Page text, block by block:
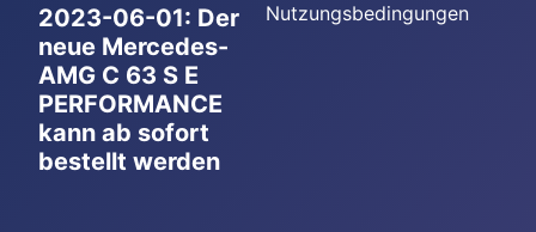
2023-06-01: Der
neue Mercedes-
AMG C 63 S E
PERFORMANCE
kann ab sofort
bestellt werden
Nutzungsbedingungen